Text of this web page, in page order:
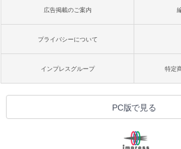
広告掲載のご案内
プライバシーについて
インプレスグループ 特定
PC版で見る